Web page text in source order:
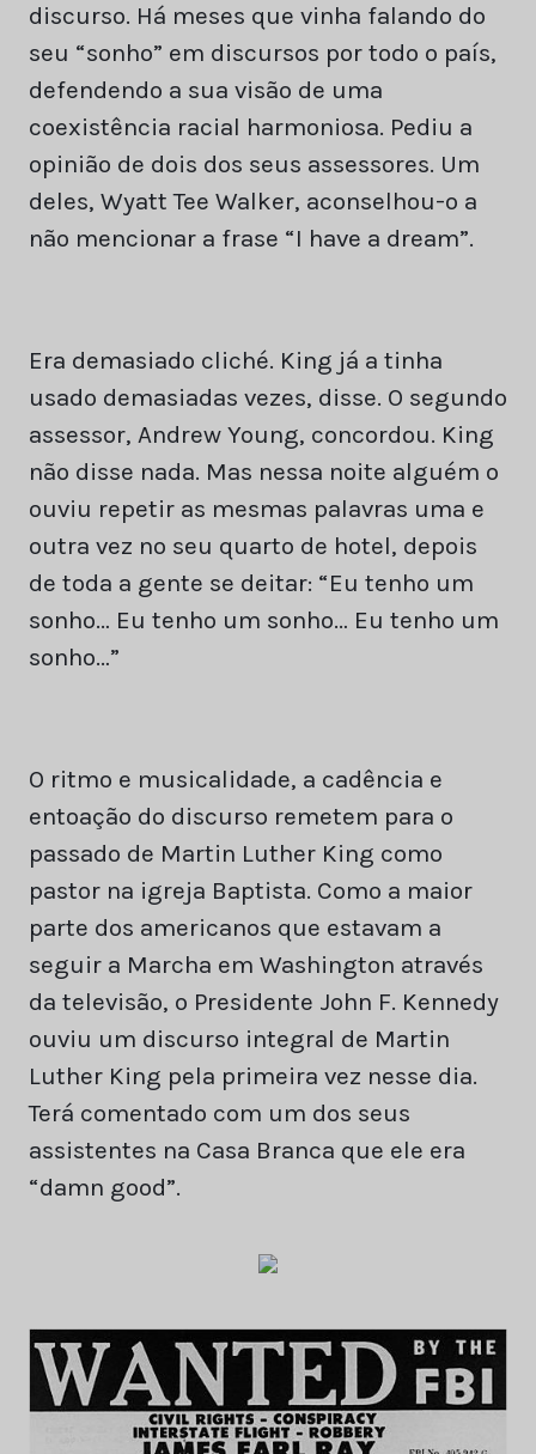
discurso. Há meses que vinha falando do
seu “sonho” em discursos por todo o país,
defendendo a sua visão de uma
coexistência racial harmoniosa. Pediu a
opinião de dois dos seus assessores. Um
deles, Wyatt Tee Walker, aconselhou-o a
não mencionar a frase “I have a dream”.
Era demasiado cliché. King já a tinha
usado demasiadas vezes, disse. O segundo
assessor, Andrew Young, concordou. King
não disse nada. Mas nessa noite alguém o
ouviu repetir as mesmas palavras uma e
outra vez no seu quarto de hotel, depois
de toda a gente se deitar: “Eu tenho um
sonho… Eu tenho um sonho… Eu tenho um
sonho…”
O ritmo e musicalidade, a cadência e
entoação do discurso remetem para o
passado de Martin Luther King como
pastor na igreja Baptista. Como a maior
parte dos americanos que estavam a
seguir a Marcha em Washington através
da televisão, o Presidente John F. Kennedy
ouviu um discurso integral de Martin
Luther King pela primeira vez nesse dia.
Terá comentado com um dos seus
assistentes na Casa Branca que ele era
“damn good”.